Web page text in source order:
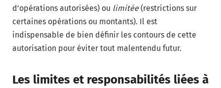
d’opérations autorisées) ou limitée(restrictions sur
certaines opérations ou montants). Il est
indispensable de bien définir les contours de cette
autorisation pour éviter tout malentendu futur.
Les limites et responsabilités liées à